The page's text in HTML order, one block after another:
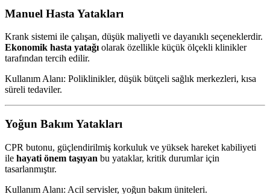
Manuel Hasta Yatakları
Krank sistemi ile çalışan, düşük maliyetli ve dayanıklı seçeneklerdir.
Ekonomik hasta yatağı olarak özellikle küçük ölçekli klinikler
tarafından tercih edilir.
Kullanım Alanı: Poliklinikler, düşük bütçeli sağlık merkezleri, kısa
süreli tedaviler.
Yoğun Bakım Yatakları
CPR butonu, güçlendirilmiş korkuluk ve yüksek hareket kabiliyeti
ile hayati önem taşıyan bu yataklar, kritik durumlar için
tasarlanmıştır.
Kullanım Alanı: Acil servisler, yoğun bakım üniteleri.